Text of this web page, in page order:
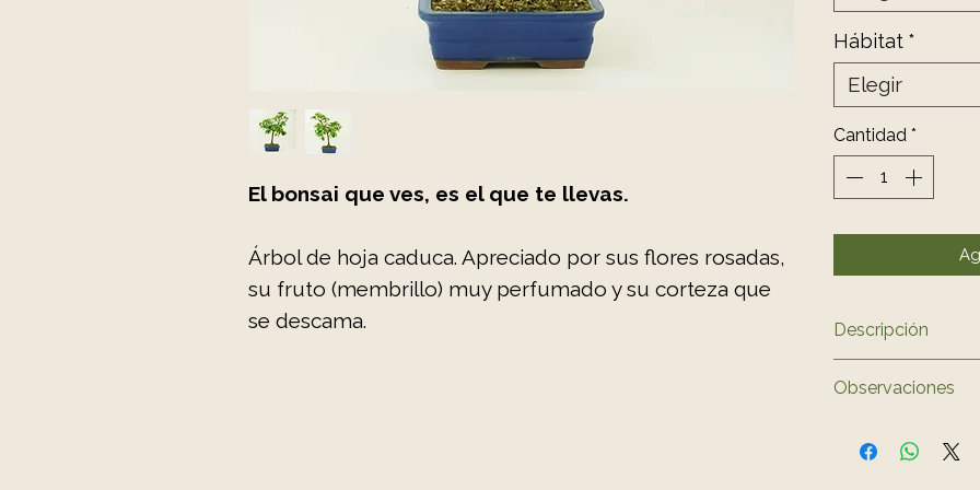
El bonsai que ves, es el que te llevas.
Árbol de hoja caduca. Apreciado por sus flores rosadas,
su fruto (membrillo) muy perfumado y su corteza que
se descama.
Hábitat *
Elegir
Cantidad *
Descripción
Pseudocydonia
China, Japón
Observaciones
aproximadas. El